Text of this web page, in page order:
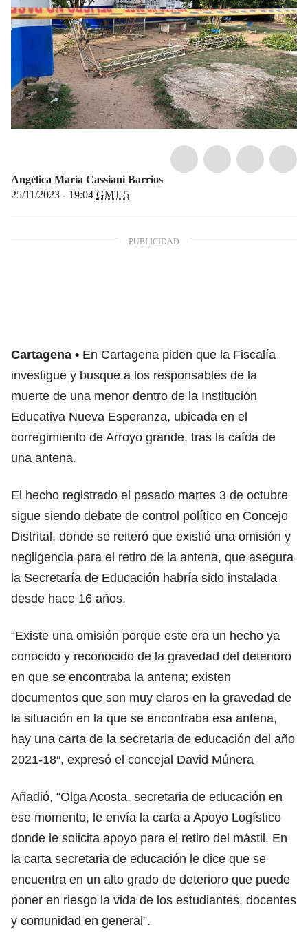
Angélica María Cassiani Barrios
25/11/2023 - 19:04 GMT-5
Cartagena
En Cartagena piden que la Fiscalía
investigue y busque a los responsables de la
muerte de una menor dentro de la Institución
Educativa Nueva Esperanza, ubicada en el
corregimiento de Arroyo grande, tras la caída de
una antena.
El hecho registrado el pasado martes 3 de octubre
sigue siendo debate de control político en Concejo
Distrital, donde se reiteró que existió una omisión y
negligencia para el retiro de la antena, que asegura
la Secretaría de Educación habría sido instalada
desde hace 16 años.
“Existe una omisión porque este era un hecho ya
conocido y reconocido de la gravedad del deterioro
en que se encontraba la antena; existen
documentos que son muy claros en la gravedad de
la situación en la que se encontraba esa antena,
hay una carta de la secretaria de educación del año
2021-18″, expresó el concejal David Múnera
Añadió, “Olga Acosta, secretaria de educación en
ese momento, le envía la carta a Apoyo Logístico
donde le solicita apoyo para el retiro del mástil. En
la carta secretaria de educación le dice que se
encuentra en un alto grado de deterioro que puede
poner en riesgo la vida de los estudiantes, docentes
y comunidad en general”.